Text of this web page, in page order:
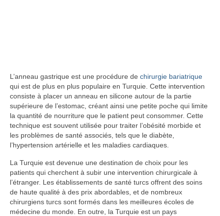
L’anneau gastrique est une procédure de chirurgie bariatrique
qui est de plus en plus populaire en Turquie. Cette intervention
consiste à placer un anneau en silicone autour de la partie
supérieure de l’estomac, créant ainsi une petite poche qui limite
la quantité de nourriture que le patient peut consommer. Cette
technique est souvent utilisée pour traiter l’obésité morbide et
les problèmes de santé associés, tels que le diabète,
l’hypertension artérielle et les maladies cardiaques.
La Turquie est devenue une destination de choix pour les
patients qui cherchent à subir une intervention chirurgicale à
l’étranger. Les établissements de santé turcs offrent des soins
de haute qualité à des prix abordables, et de nombreux
chirurgiens turcs sont formés dans les meilleures écoles de
médecine du monde. En outre, la Turquie est un pays